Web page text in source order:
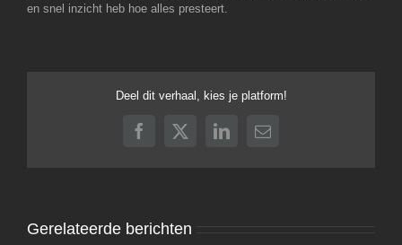
en snel inzicht heb hoe alles presteert.
Deel dit verhaal, kies je platform!
Facebook
X LinkedIn
E-
Gerelateerde berichten